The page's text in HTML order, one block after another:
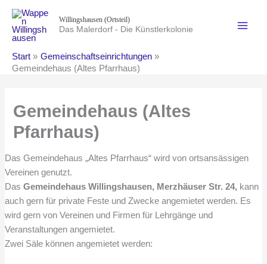
Inhalt
springen
Willingshausen (Ortsteil)
Das Malerdorf - Die Künstlerkolonie
Start
Gemeinschaftseinrichtungen
Gemeindehaus (Altes Pfarrhaus)
Gemeindehaus (Altes
Pfarrhaus)
Das Gemeindehaus „Altes Pfarrhaus“ wird von ortsansässigen
Vereinen genutzt.
Das Gemeindehaus Willingshausen, Merzhäuser Str. 24, kann
auch gern für private Feste und Zwecke angemietet werden. Es
wird gern von Vereinen und Firmen für Lehrgänge und
Veranstaltungen angemietet.
Zwei Säle können angemietet werden: